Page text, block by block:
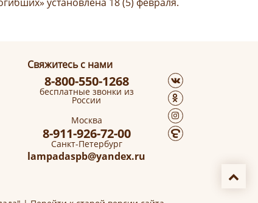
Свяжитесь с нами
8-800-550-1268
бесплатные звонки из
России
Москва
8-911-926-72-00
Санкт-Петербург
lampadaspb@yandex.ru